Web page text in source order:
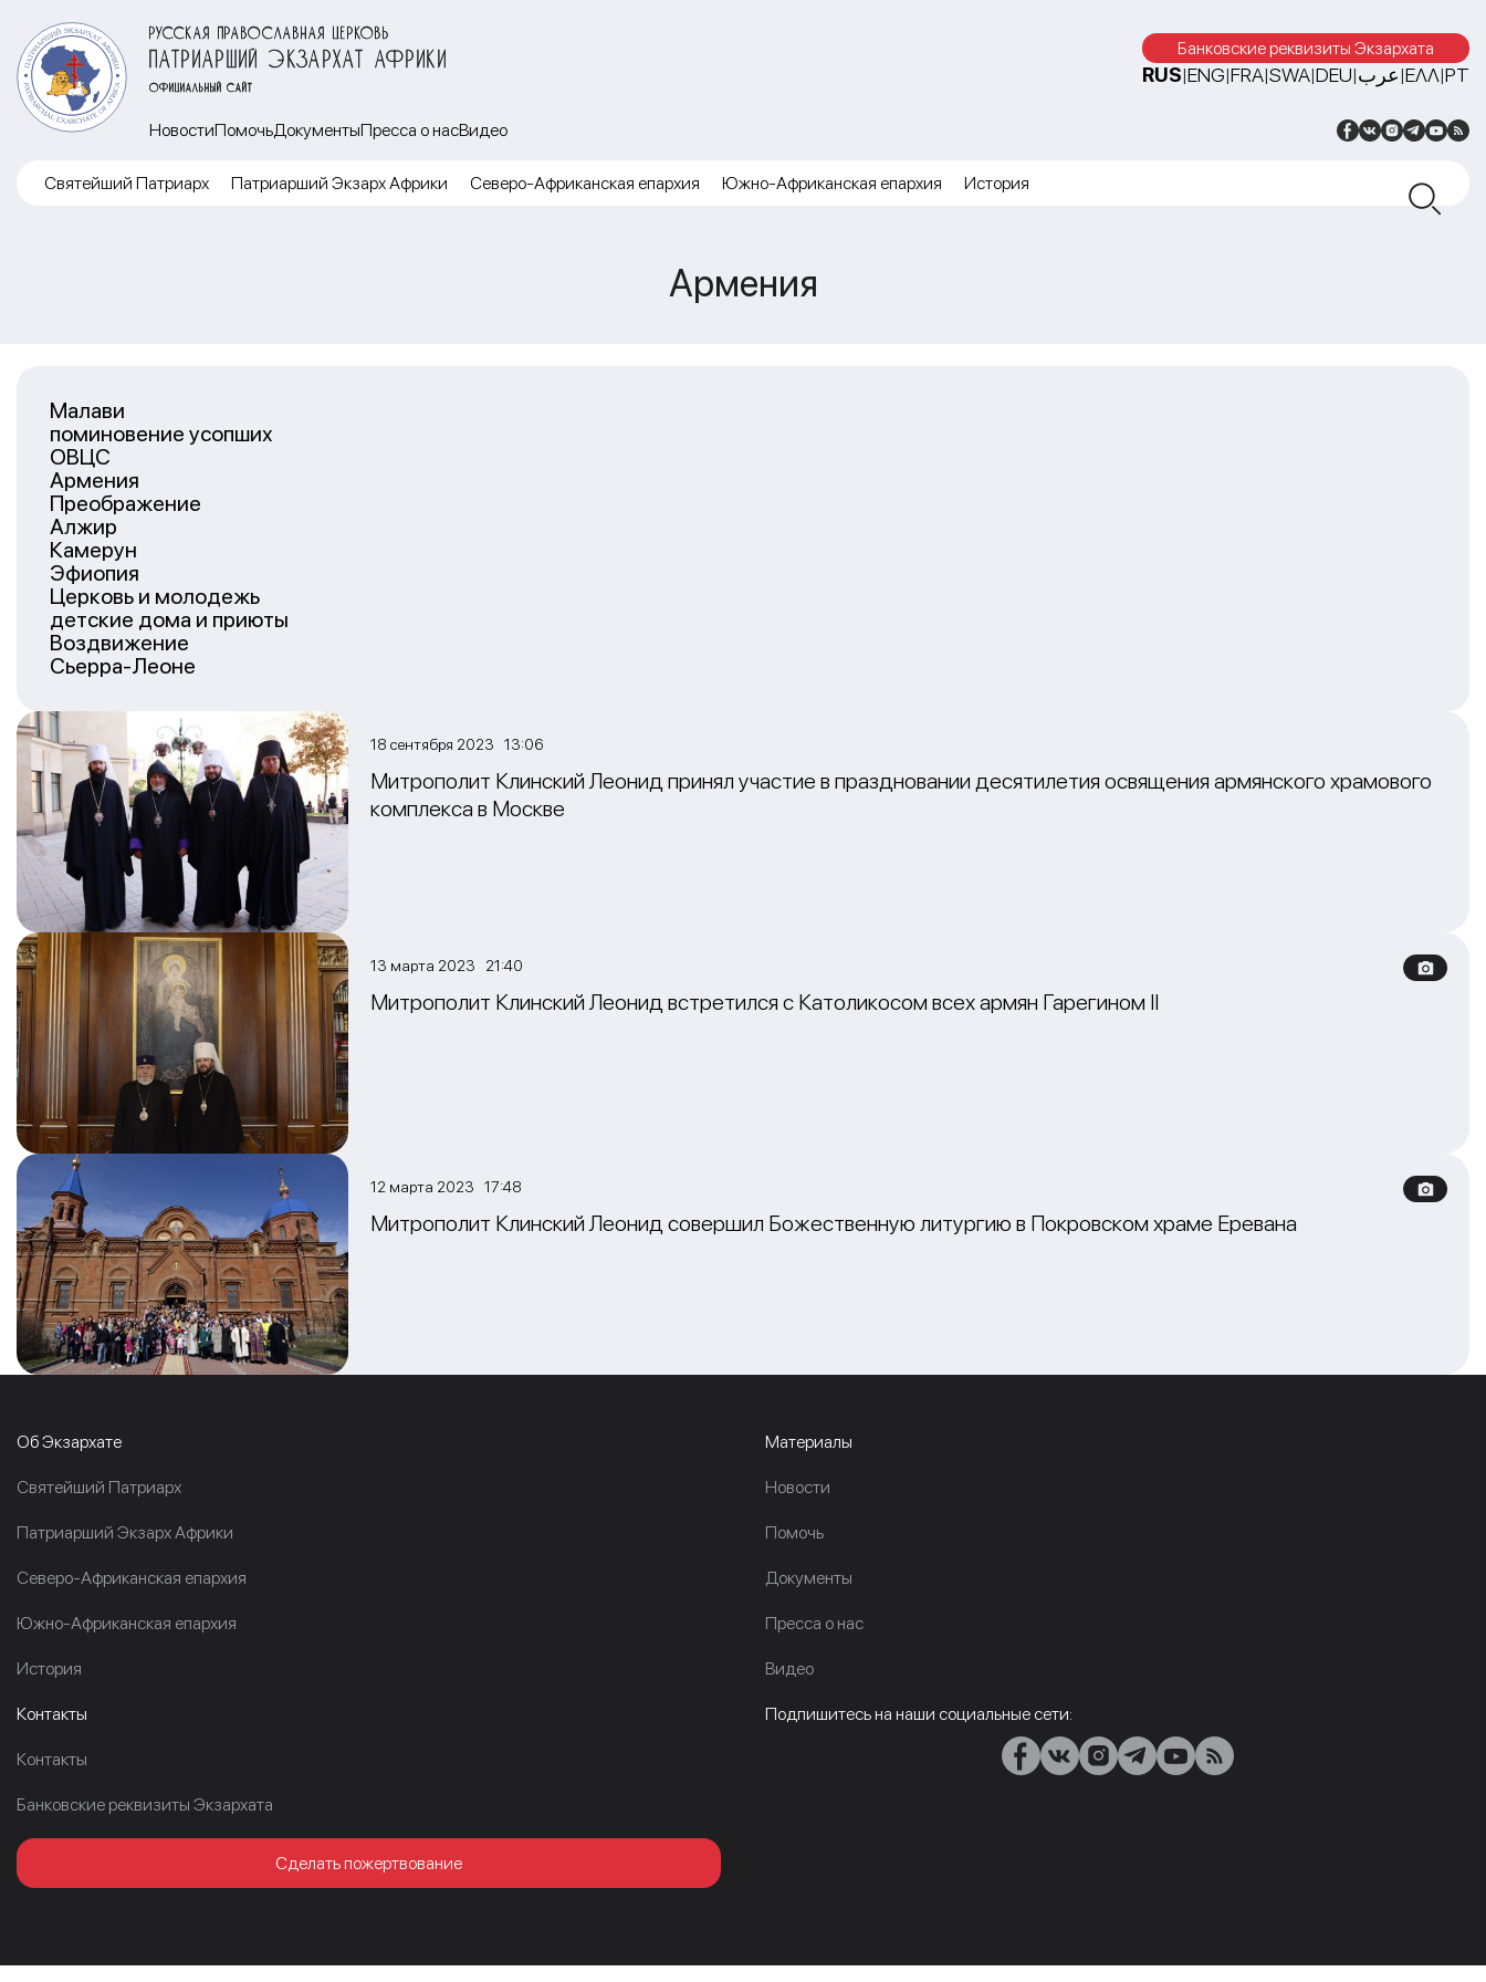
РУССКАЯ ПРАВОСЛАВНАЯ ЦЕРКОВЬ
ПАТРИАРШИЙ ЭКЗАРХАТ АФРИКИ
ОФИЦИАЛЬНЫЙ САЙТ
Банковские реквизиты Экзархата
RUS|ENG|FRA|SWA|DEU|عرب|ΕΛΛ|PT
НовостиПомочьДокументыПресса о насВидео
Cвятейший Патриарх Патриарший Экзарх Африки Северо-Африканская епархия Южно-Африканская епархия История
Армения
Малави
поминовение усопших
ОВЦС
Армения
Преображение
Алжир
Камерун
Эфиопия
Церковь и молодежь
детские дома и приюты
Воздвижение
Сьерра-Леоне
18 сентября 2023 13:06
Митрополит Клинский Леонид принял участие в праздновании десятилетия освящения армянского храмового
комплекса в Москве
13 марта 2023 21:40
Митрополит Клинский Леонид встретился с Католикосом всех армян Гарегином II
12 марта 2023 17:48
Митрополит Клинский Леонид совершил Божественную литургию в Покровском храме Еревана
Об Экзархате
Cвятейший Патриарх
Патриарший Экзарх Африки
Северо-Африканская епархия
Южно-Африканская епархия
История
Материалы
Новости
Помочь
Документы
Пресса о нас
Видео
Контакты
Контакты
Банковские реквизиты Экзархата
Сделать пожертвование
Подпишитесь на наши социальные сети: